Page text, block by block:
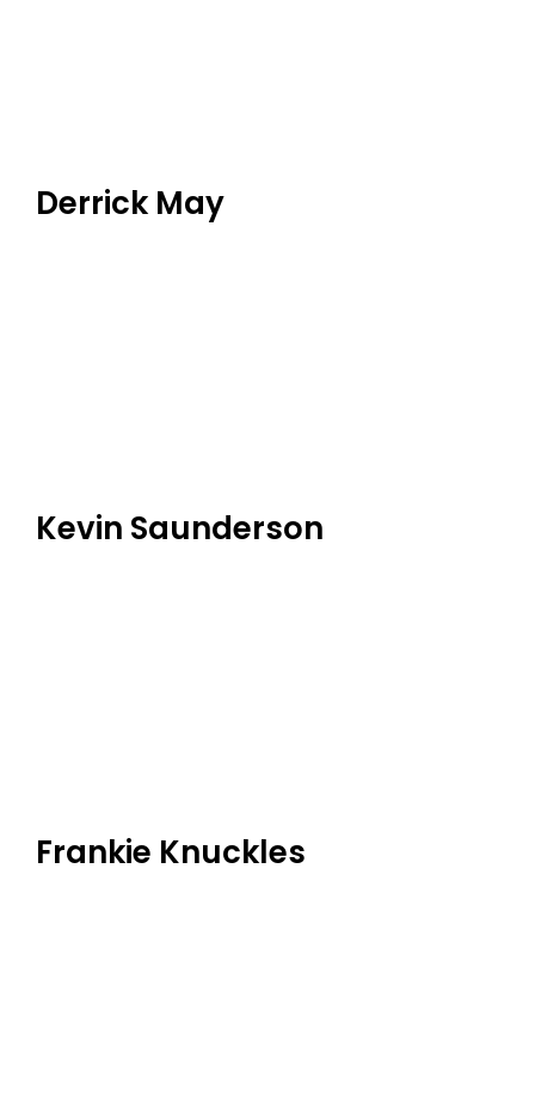
Derrick May
Kevin Saunderson
Frankie Knuckles